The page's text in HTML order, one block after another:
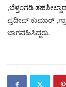
,ಬೆಳ್ತಂಗಡಿ
ಪ್ರದೀಪ್ ಕುಮಾರ್
ಭಾಗವಹಿಸಿದ್ದರು.